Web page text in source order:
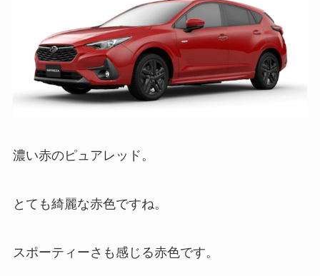
濃い赤のピュアレッド。
とても綺麗な赤色ですね。
スポーティーさも感じる赤色です。